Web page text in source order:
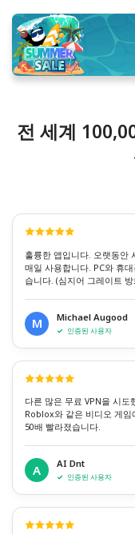
전 세계
훌륭한 앱입니다. 오랫동안
매일 사용합니다. PC와 휴
습니다. (심지어 그레이트
M Michael Augood
인증된 사용자
다른 많은 무료 VPN을 시
Roblox와 같은 비디오 게임
50배 빨라졌습니다.
A AI Dnt
인증된 사용자